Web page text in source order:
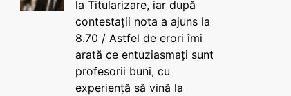
la Titularizare, iar după
contestații nota a ajuns la
8.70 / Astfel de erori îmi
arată ce entuziasmați sunt
profesorii buni, cu
experiență să vină la